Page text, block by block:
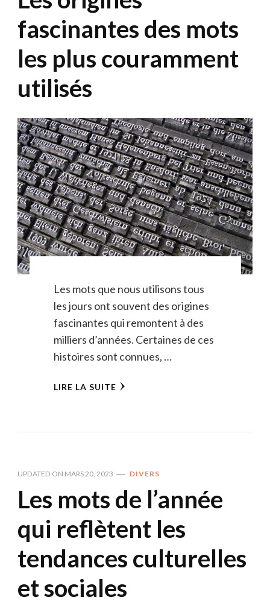
fascinantes des mots
les plus couramment
utilisés
Les mots que nous utilisons tous
les jours ont souvent des origines
fascinantes qui remontent à des
milliers d’années. Certaines de ces
histoires sont connues, …
LIRE LA SUITE
UPDATED ON MARS 20, 2023 DIVERS
Les mots de l’année
qui reflètent les
tendances culturelles
et sociales